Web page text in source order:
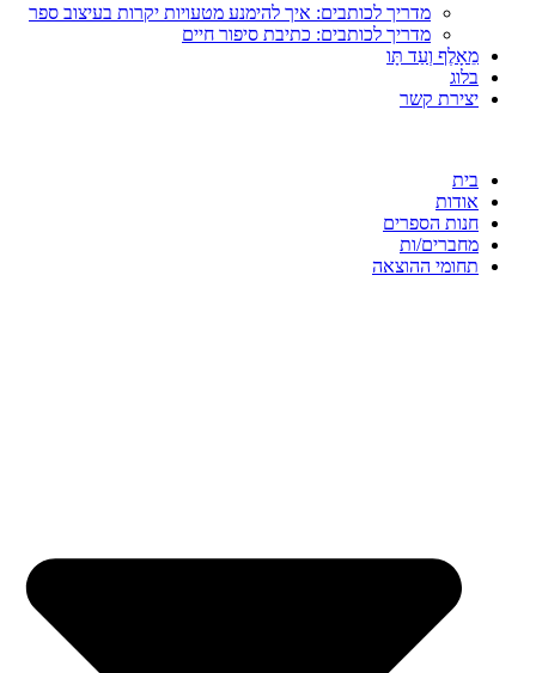
מדריך לכותבים: איך להימנע מטעויות יקרות בעיצוב ספר
מדריך לכותבים: כתיבת סיפור חיים
מֵאָלֶף וְעַד תָּו
בלוג
יצירת קשר
בית
אודות
חנות הספרים
מחברים/ות
תחומי ההוצאה